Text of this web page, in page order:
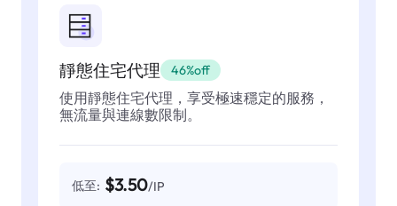
靜態住宅代理 46%off
使用靜態住宅代理，享受極速穩定的服務，
無流量與連線數限制。
低至: $3.50/IP